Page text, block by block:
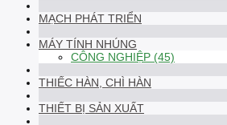
MẠCH PHÁT TRIỂN
MÁY TÍNH NHÚNG
CÔNG NGHIỆP (45)
THIẾC HÀN, CHÌ HÀN
THIẾT BỊ SẢN XUẤT